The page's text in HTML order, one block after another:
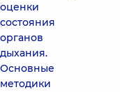
оценки
состояния
органов
дыхания.
Основные
методики